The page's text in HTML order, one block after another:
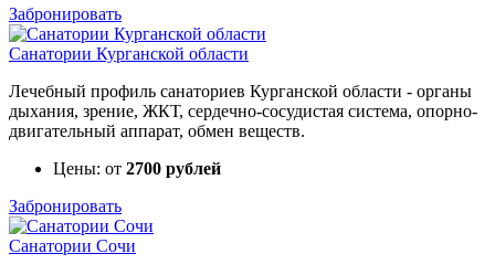
Забронировать
Санатории Курганской области
Лечебный профиль санаториев Курганской области - органы
дыхания, зрение, ЖКТ, сердечно-сосудистая система, опорно-
двигательный аппарат, обмен веществ.
Цены: от 2700 рублей
Забронировать
Санатории Сочи